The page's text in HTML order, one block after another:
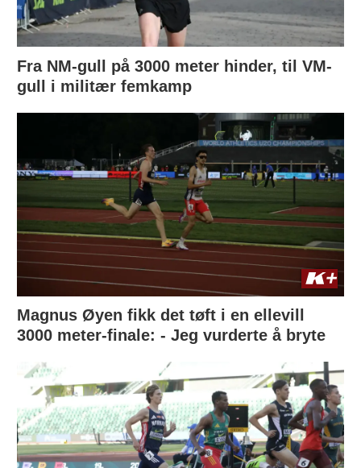
Fra NM-gull på 3000 meter hinder, til VM-
gull i militær femkamp
Magnus Øyen fikk det tøft i en ellevill
3000 meter-finale: - Jeg vurderte å bryte